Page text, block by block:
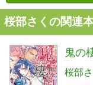
桜部さくの関連
鬼の
桜部さ